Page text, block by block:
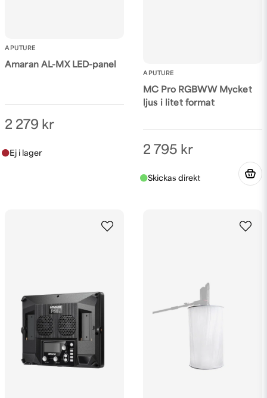
APUTURE
Amaran AL-MX LED-panel
2 279 kr
APUTURE
MC Pro RGBWW Mycket
ljus i litet format
2 795 kr